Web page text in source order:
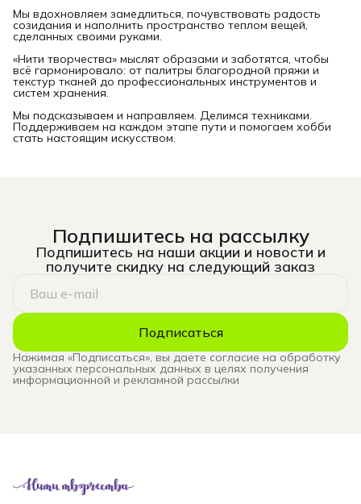
Мы вдохновляем замедлиться, почувствовать радость
созидания и наполнить пространство теплом вещей,
сделанных своими руками.
«Нити творчества» мыслят образами и заботятся, чтобы
всё гармонировало: от палитры благородной пряжи и
текстур тканей до профессиональных инструментов и
систем хранения.
Мы подсказываем и направляем. Делимся техниками.
Поддерживаем на каждом этапе пути и помогаем хобби
стать настоящим искусством.
Подпишитесь на рассылку
Подпишитесь на наши акции и новости и
получите скидку на следующий заказ
Подписаться
Нажимая «Подписаться», вы даете согласие на обработку
указанных персональных данных в целях получения
информационной и рекламной рассылки